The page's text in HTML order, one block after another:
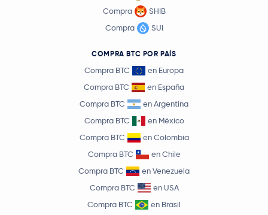
Compra
SHIB
Compra
SUI
COMPRA BTC POR PAÍS
Compra BTC
en Europa
Compra BTC
en España
Compra BTC
en Argentina
Compra BTC
en México
Compra BTC
en Colombia
Compra BTC
en Chile
Compra BTC
en Venezuela
Compra BTC
en USA
Compra BTC
en Brasil